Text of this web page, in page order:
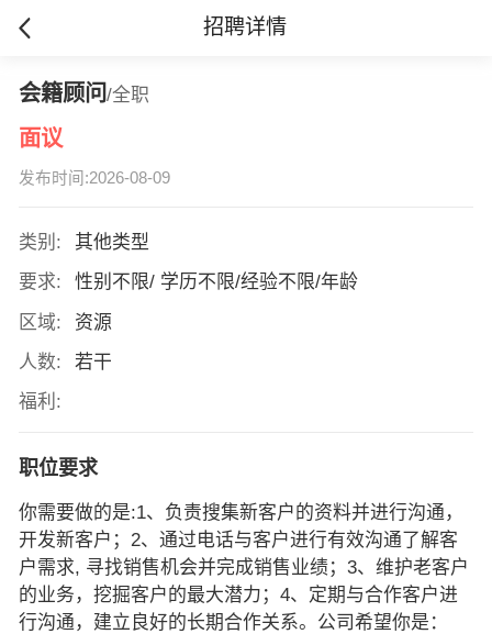
招聘详情
会籍顾问/全职
面议
发布时间:2026-08-09
类别:
其他类型
要求:
性别不限/ 学历不限/经验不限/年龄
区域:
资源
人数:
若干
福利:
职位要求
你需要做的是:1、负责搜集新客户的资料并进行沟通，
开发新客户；2、通过电话与客户进行有效沟通了解客
户需求, 寻找销售机会并完成销售业绩；3、维护老客户
的业务，挖掘客户的最大潜力；4、定期与合作客户进
行沟通，建立良好的长期合作关系。公司希望你是：